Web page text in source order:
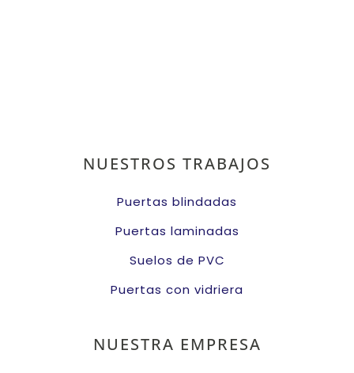
NUESTROS TRABAJOS
Puertas blindadas
Puertas laminadas
Suelos de PVC
Puertas con vidriera
NUESTRA EMPRESA